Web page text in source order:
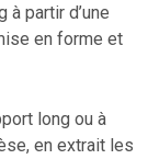
partir d’une
en forme et
long ou à
en extrait les